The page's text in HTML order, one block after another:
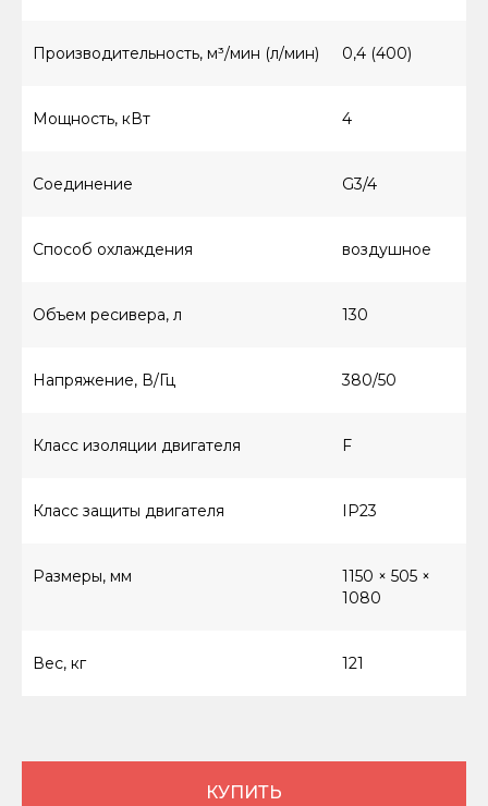
Производительность, м³/мин (л/мин) 0,4 (400)
Мощность, кВт 4
Соединение G3/4
Способ охлаждения воздушное
Объем ресивера, л 130
Напряжение, В/Гц 380/50
Класс изоляции двигателя F
Класс защиты двигателя IP23
Размеры, мм
1150 × 505 ×
1080
Вес, кг 121
КУПИТЬ
Винтовые компрессоры (стандартное
управление)
8 (800) 550-66-94
Осушители